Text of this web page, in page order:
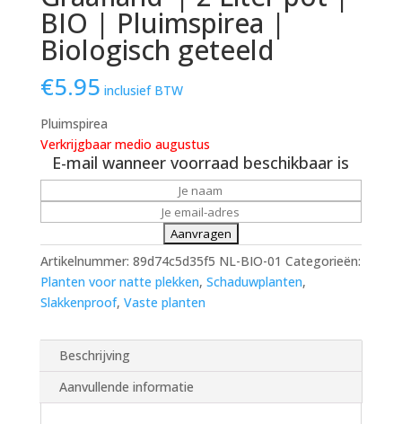
BIO | Pluimspirea |
Biologisch geteeld
€5.95 inclusief BTW
Pluimspirea
Verkrijgbaar medio augustus
E-mail wanneer voorraad beschikbaar is
Artikelnummer: 89d74c5d35f5 NL-BIO-01 Categorieën:
Planten voor natte plekken, Schaduwplanten,
Slakkenproof, Vaste planten
Beschrijving
Aanvullende informatie